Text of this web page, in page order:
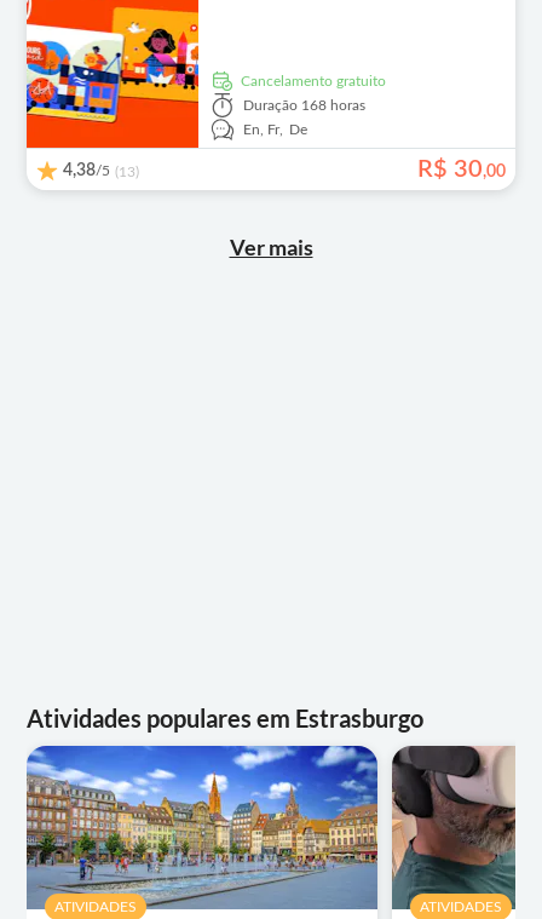
Cancelamento gratuito
Duração 168 horas
En,
Fr, De
4,38/5 (13) R$ 30,00
Ver mais
Atividades populares em Estrasburgo
ATIVIDADES ATIVIDADES